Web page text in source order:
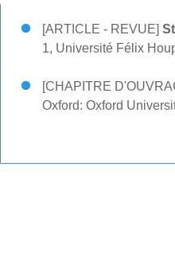
[ARTICLE - REVUE]
1, Université Félix
[CHAPITRE
Oxford: Oxford